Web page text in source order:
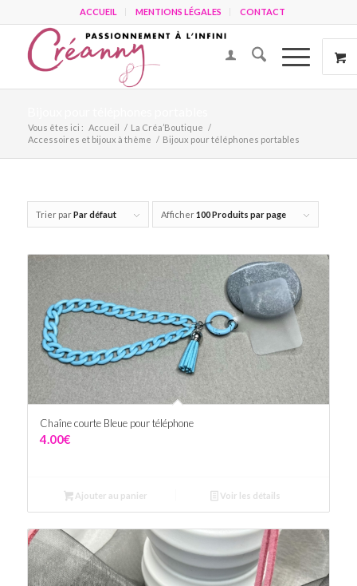
ACCUEIL MENTIONS LÉGALES CONTACT
Vous êtes ici : Accueil / La Créa’Boutique /
Accessoires et bijoux à thème / Bijoux pour téléphones portables
Trier parPar défaut Afficher100 Produits par page
Chaîne courte Bleue pour téléphone
4.00€
Ajouter au panier Voir les détails